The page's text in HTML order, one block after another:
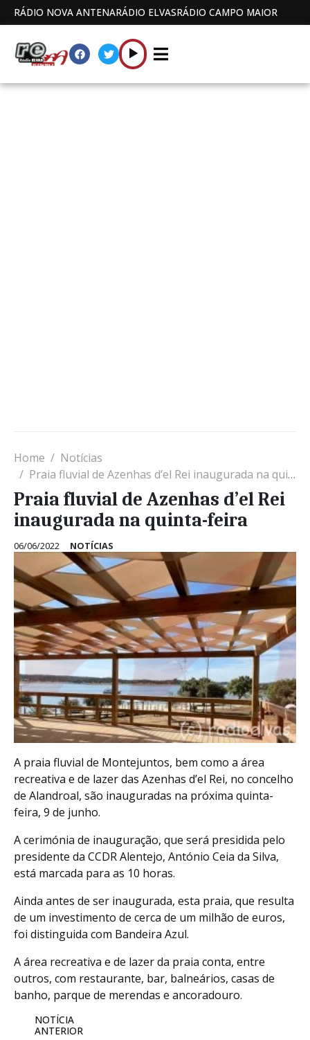
RÁDIO NOVA ANTENARÁDIO ELVASRÁDIO CAMPO MAIOR
Home
Notícias
Praia fluvial de Azenhas d’el Rei inaugurada na quinta-feira
Praia fluvial de Azenhas d’el Rei
inaugurada na quinta-feira
06/06/2022 NOTÍCIAS
A praia fluvial de Montejuntos, bem como a área
recreativa e de lazer das Azenhas d’el Rei, no concelho
de Alandroal, são inauguradas na próxima quinta-
feira, 9 de junho.
A cerimónia de inauguração, que será presidida pelo
presidente da CCDR Alentejo, António Ceia da Silva,
está marcada para as 10 horas.
Ainda antes de ser inaugurada, esta praia, que resulta
de um investimento de cerca de um milhão de euros,
foi distinguida com Bandeira Azul.
A área recreativa e de lazer da praia conta, entre
outros, com restaurante, bar, balneários, casas de
banho, parque de merendas e ancoradouro.
NOTÍCIA
ANTERIOR